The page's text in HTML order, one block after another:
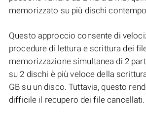
memorizzato su più dischi
Questo approccio consente di
procedure di lettura e scrittura dei
memorizzazione simultanea di 2
su 2 dischi è più veloce della
GB su un disco. Tuttavia, questo
difficile il recupero dei file cancellati.